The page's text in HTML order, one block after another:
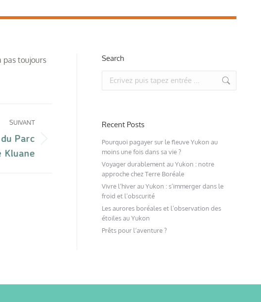
pas toujours
SUIVANT
Parc
Kluane
Search
Recent Posts
Pourquoi pagayer sur le fleuve Yukon au
moins une fois dans sa vie ?
Voyager durablement au Yukon : notre
approche chez Terre Boréale
Vivre l’hiver au Yukon : s’immerger dans le
froid et l’obscurité
Les aurores boréales et l’observation des
étoiles au Yukon
Prêts pour l’aventure ?